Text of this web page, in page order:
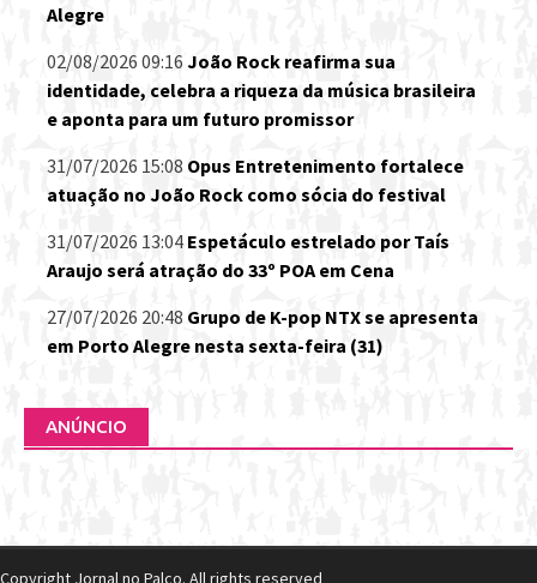
Alegre
02/08/2026 09:16 João Rock reafirma sua
identidade, celebra a riqueza da música brasileira
e aponta para um futuro promissor
31/07/2026 15:08 Opus Entretenimento fortalece
atuação no João Rock como sócia do festival
31/07/2026 13:04 Espetáculo estrelado por Taís
Araujo será atração do 33º POA em Cena
27/07/2026 20:48 Grupo de K-pop NTX se apresenta
em Porto Alegre nesta sexta-feira (31)
ANÚNCIO
Copyright Jornal no Palco. All rights reserved